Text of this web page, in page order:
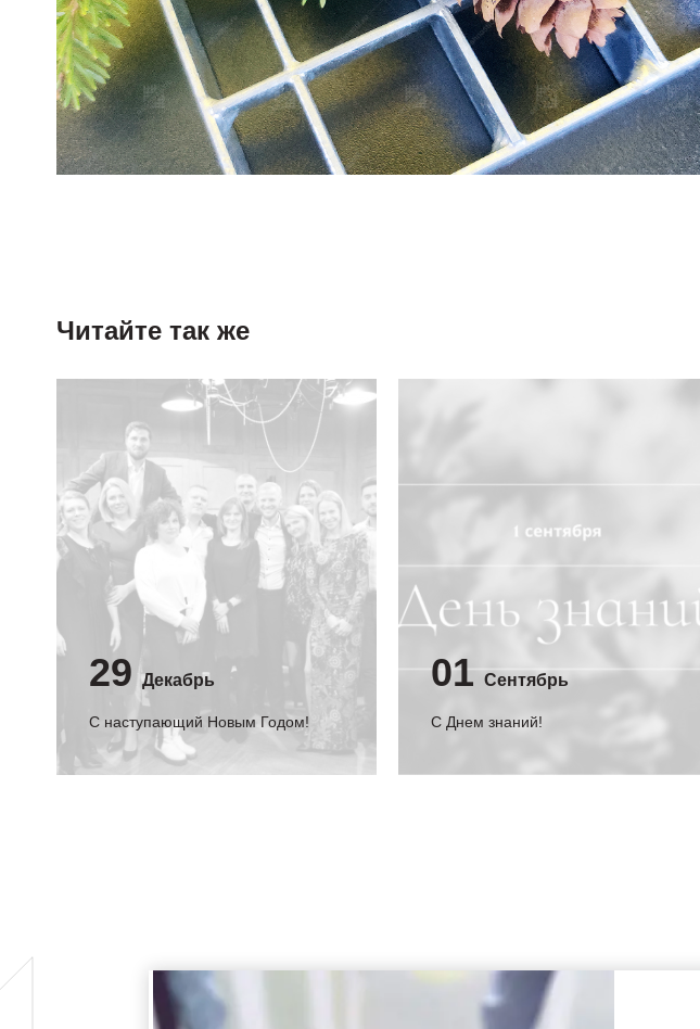
Читайте так же
29 Декабрь
С наступающий Новым Годом!
01 Сентябрь
C Днем знаний!